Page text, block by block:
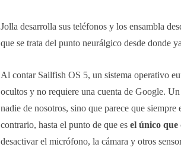
Jolla desarrolla sus teléfonos y los ensambla
que se trata del punto neurálgico desde donde
Al contar Sailfish OS 5, un sistema operativo
ocultos y no requiere una cuenta de Google.
nadie de nosotros, sino que parece que
contrario, hasta el punto de que es el único
desactivar el micrófono, la cámara y otros